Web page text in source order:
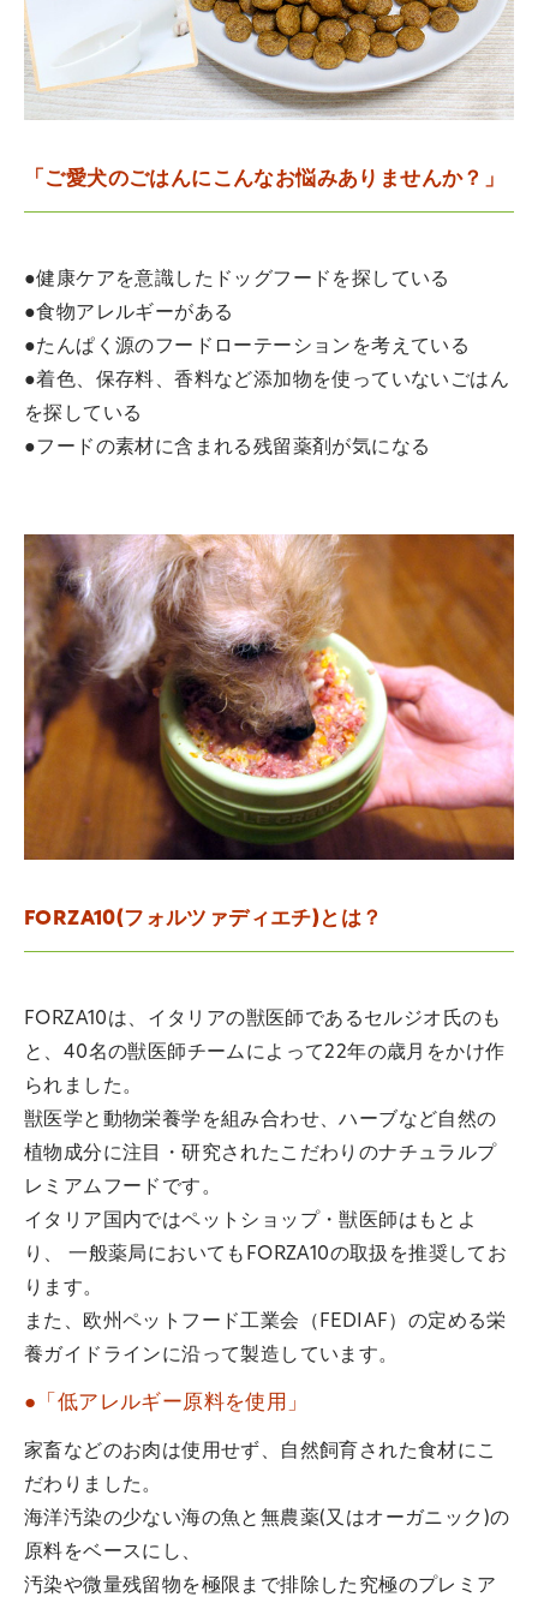
「ご愛犬のごはんにこんなお悩みありませんか？」
●健康ケアを意識したドッグフードを探している
●食物アレルギーがある
●たんぱく源のフードローテーションを考えている
●着色、保存料、香料など添加物を使っていないごはん
を探している
●フードの素材に含まれる残留薬剤が気になる
FORZA10(フォルツァディエチ)とは？
FORZA10は、イタリアの獣医師であるセルジオ氏のも
と、40名の獣医師チームによって22年の歳月をかけ作
られました。
獣医学と動物栄養学を組み合わせ、ハーブなど自然の
植物成分に注目・研究されたこだわりのナチュラルプ
レミアムフードです。
イタリア国内ではペットショップ・獣医師はもとよ
り、 一般薬局においてもFORZA10の取扱を推奨してお
ります。
また、欧州ペットフード工業会（FEDIAF）の定める栄
養ガイドラインに沿って製造しています。
●「低アレルギー原料を使用」
家畜などのお肉は使用せず、自然飼育された食材にこ
だわりました。
海洋汚染の少ない海の魚と無農薬(又はオーガニック)の
原料をベースにし、
汚染や微量残留物を極限まで排除した究極のプレミア